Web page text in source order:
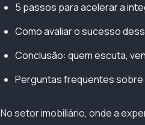
5 passos para acelerar a
Como avaliar o sucesso
Conclusão: quem escuta,
Perguntas frequentes sobre
No setor imobiliário, onde a